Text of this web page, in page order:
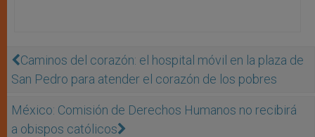
Caminos del corazón: el hospital móvil en la plaza de
San Pedro para atender el corazón de los pobres
México: Comisión de Derechos Humanos no recibirá
a obispos católicos